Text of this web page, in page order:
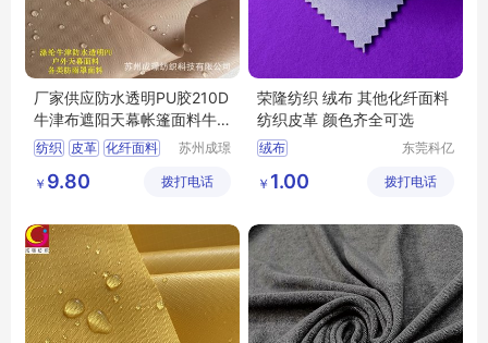
厂家供应防水透明PU胶210D
牛津布遮阳天幕帐篷面料牛
津布
纺织 皮革 化纤面料
苏州成璟
有限公司
￥ 9.80 拨打电话
荣隆纺织 绒布 其他化纤面料
纺织皮革 颜色齐全可选
绒布
东莞科亿
公司
￥ 1.00 拨打电话